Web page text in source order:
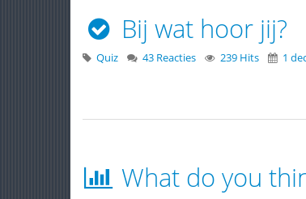
Bij wat hoor jij?
Quiz 43 Reacties 239 Hits 1
What do you